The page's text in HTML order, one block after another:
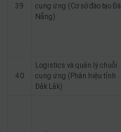
39
cung ứng (Cơ sở đào tạo Đà
Nẵng)
40
Logistics và quản lý chuỗi
cung ứng (Phân hiệu tỉnh
Đắk Lắk)